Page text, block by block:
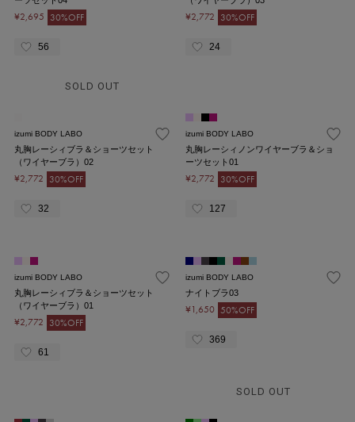
¥2,695 30%OFF
56
¥2,772 30%OFF
24
SOLD OUT
izumi BODY LABO
丸胸レーシィブラ＆ショーツセット
（ワイヤーブラ）02
¥2,772 30%OFF
32
izumi BODY LABO
丸胸レーシィノンワイヤーブラ＆ショ
ーツセット01
¥2,772 30%OFF
127
izumi BODY LABO
丸胸レーシィブラ＆ショーツセット
（ワイヤーブラ）01
¥2,772 30%OFF
61
izumi BODY LABO
ナイトブラ03
¥1,650 50%OFF
369
SOLD OUT